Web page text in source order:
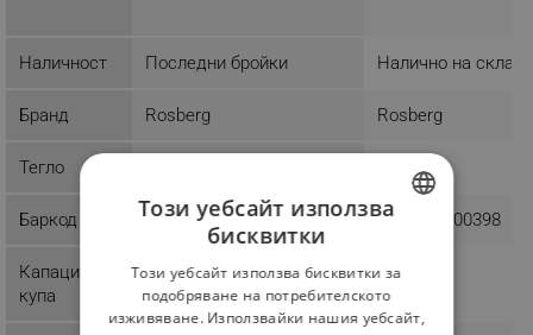
Наличност Последни бройки Налично на склад
Бранд Rosberg Rosberg
Тегло 0.43 kg
Баркод 3800235301388 3800235300398
Капацитет
купа
ROMANIAN
Този уебсайт използва
бисквитки
Този уебсайт използва бисквитки за
подобряване на потребителското
изживяване. Използвайки нашия уебсайт,